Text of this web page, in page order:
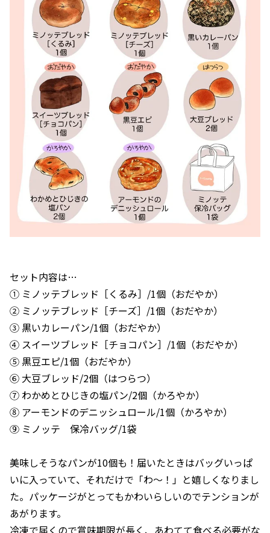
セット内容は…
① ミノッテブレッド［くるみ］/1個（おだやか）
② ミノッテブレッド［チーズ］/1個（おだやか）
③ 黒いカレーパン/1個（おだやか）
④ スイーツブレッド［チョコパン］/1個（おだやか）
⑤ 黒豆エピ/1個（おだやか）
⑥ 大豆ブレッド/2個（はつらつ）
⑦ わかめとひじきの塩パン/2個（かろやか）
⑧ アーモンドのデニッシュロール/1個（かろやか）
⑨ ミノッテ 保冷バッグ/1袋
美味しそうなパンが10個も！届いたときはバッグいっぱ
いに入っていて、それだけで「わ～！」と嬉しくなりまし
た。パッケージがとってもかわいらしいのでテンションが
あがります。
冷凍で届くので賞味期限が長く、あわてて食べる必要がな